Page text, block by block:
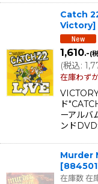
Catch
Victory]
1,610.-(
(税込:
在庫わず
ド
ーアルバ
ンド
Murder
[
在庫数 在